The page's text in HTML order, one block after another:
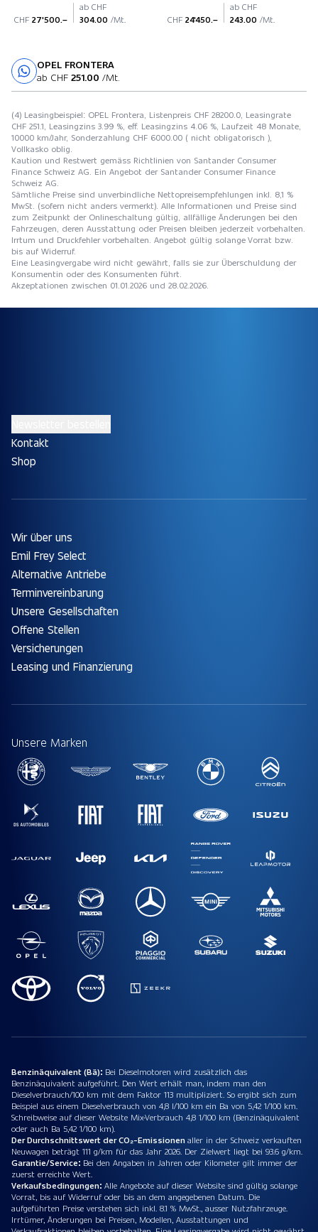
CHF 27'500.–
ab CHF
304.00 /Mt. CHF 24'450.–
ab CHF
243.00 /Mt.
OPEL FRONTERA
ab CHF 251.00 /Mt.
(4) Leasingbeispiel: OPEL Frontera, Listenpreis CHF 28200.0, Leasingrate
CHF 251.1, Leasingzins 3.99 %, eff. Leasingzins 4.06 %, Laufzeit 48 Monate,
10000 km/Jahr, Sonderzahlung CHF 6000.00 ( nicht obligatorisch ),
Vollkasko oblig.
Kaution und Restwert gemäss Richtlinien von Santander Consumer
Finance Schweiz AG. Ein Angebot der Santander Consumer Finance
Schweiz AG.
Sämtliche Preise sind unverbindliche Nettopreisempfehlungen inkl. 8,1 %
MwSt. (sofern nicht anders vermerkt). Alle Informationen und Preise sind
zum Zeitpunkt der Onlineschaltung gültig, allfällige Änderungen bei den
Fahrzeugen, deren Ausstattung oder Preisen bleiben jederzeit vorbehalten.
Irrtum und Druckfehler vorbehalten. Angebot gültig solange Vorrat bzw.
bis auf Widerruf.
Eine Leasingvergabe wird nicht gewährt, falls sie zur Überschuldung der
Konsumentin oder des Konsumenten führt.
Akzeptationen zwischen 01.01.2026 und 28.02.2026.
Kontakt
Shop
Wir über uns
Emil Frey Select
Alternative Antriebe
Terminvereinbarung
Unsere Gesellschaften
Offene Stellen
Versicherungen
Leasing und Finanzierung
Unsere Marken
Benzinäquivalent (Bä): Bei Dieselmotoren wird zusätzlich das
Benzinäquivalent aufgeführt. Den Wert erhält man, indem man den
Dieselverbrauch/100 km mit dem Faktor 113 multipliziert. So ergibt sich zum
Beispiel aus einem Dieselverbrauch von 4,8 l/100 km ein Ba von 5,42 1/100 km.
Schreibweise auf dieser Website Mix-Verbrauch 4,8 1/100 km (Benzinäquivalent
oder auch Ba 5,42 1/100 km).
Der Durchschnittswert der CO₂-Emissionenaller in der Schweiz verkauften
Neuwagen beträgt 111 g/km für das Jahr 2026. Der Zielwert liegt bei 93.6 g/km.
Garantie/Service: Bei den Angaben in Jahren oder Kilometer gilt immer der
zuerst erreichte Wert.
Verkaufsbedingungen: Alle Angebote auf dieser Website sind gültig solange
Vorrat, bis auf Widerruf oder bis an dem angegebenen Datum. Die
aufgeführten Preise verstehen sich inkl. 8.1 % MwSt., ausser Nutzfahrzeuge.
Irrtümer, Änderungen bei Preisen, Modellen, Ausstattungen und